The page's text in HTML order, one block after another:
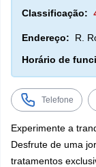
Classificação:
Endereço:
R.
Horário de
Telefone
Experimente a
Desfrute de uma
tratamentos